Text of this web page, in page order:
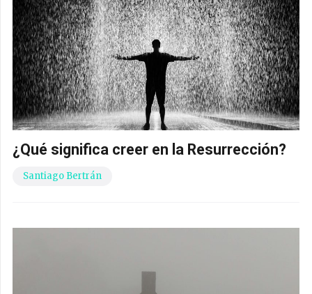
¿Qué significa creer en la Resurrección?
Santiago Bertrán